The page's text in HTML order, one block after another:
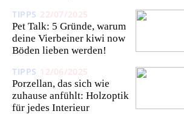
TIPPS 22/07/2025
Pet Talk: 5 Gründe, warum
deine Vierbeiner kiwi now
Böden lieben werden!
TIPPS 12/06/2025
Porzellan, das sich wie
zuhause anfühlt: Holzoptik
für jedes Interieur